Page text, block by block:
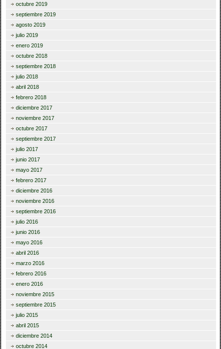
octubre 2019
septiembre 2019
agosto 2019
julio 2019
enero 2019
octubre 2018
septiembre 2018
julio 2018
abril 2018
febrero 2018
diciembre 2017
noviembre 2017
octubre 2017
septiembre 2017
julio 2017
junio 2017
mayo 2017
febrero 2017
diciembre 2016
noviembre 2016
septiembre 2016
julio 2016
junio 2016
mayo 2016
abril 2016
marzo 2016
febrero 2016
enero 2016
noviembre 2015
septiembre 2015
julio 2015
abril 2015
diciembre 2014
octubre 2014